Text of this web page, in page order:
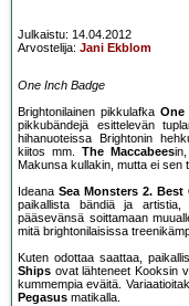
Julkaistu: 14.04.2012
Arvostelija: Jani Ekblom
One Inch Badge
Brightonilainen pikkulafka One
pikkubändejä esittelevän
hihanuoteissa Brightonin
kiitos mm. The Maccabeesin,
Makunsa kullakin, mutta ei sen
Ideana Sea Monsters 2.
paikallista bändiä ja
pääsevänsä soittamaan
mitä brightonilaisissa
Kuten odottaa saattaa,
Ships ovat lähteneet Kooksin
kummempia eväitä.
Pegasus matikalla.